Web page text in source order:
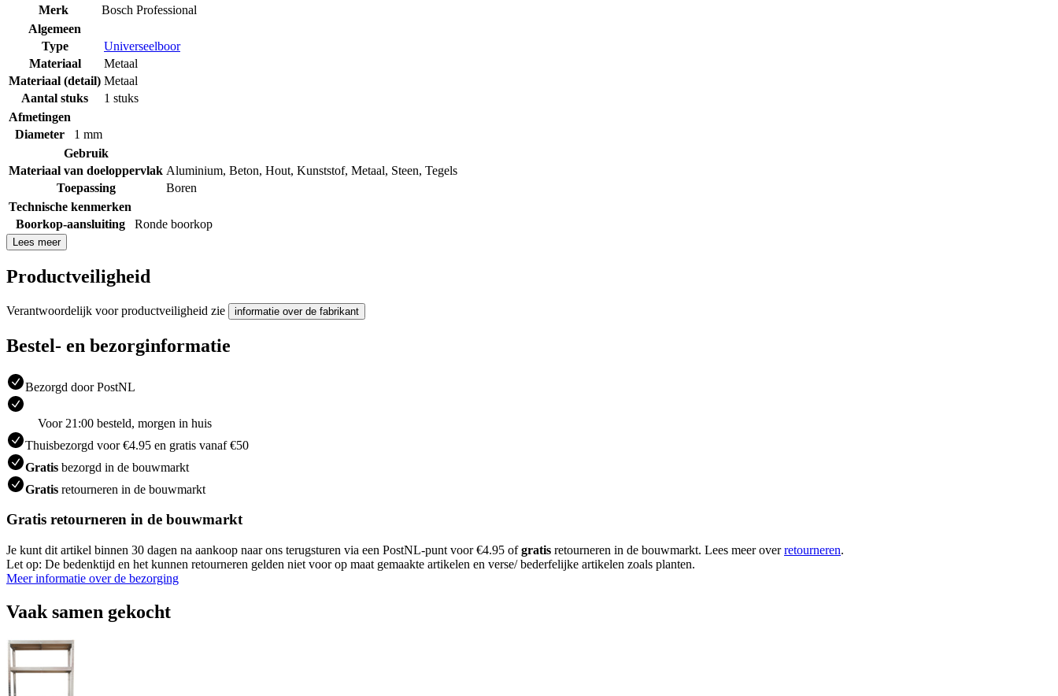
Merk
Bosch Professional
Algemeen
Type
Universeelboor
Materiaal
Metaal
Materiaal (detail) Metaal
Aantal stuks
1 stuks
Afmetingen
Diameter
1 mm
Gebruik
Materiaal van doeloppervlak Aluminium, Beton, Hout, Kunststof, Metaal, Steen, Tegels
Toepassing
Boren
Technische kenmerken
Boorkop-aansluiting
Ronde boorkop
Lees meer
Productveiligheid
Verantwoordelijk voor productveiligheid zie informatie over de fabrikant
Bestel- en bezorginformatie
Bezorgd door PostNL
Voor 21:00 besteld, morgen in huis
Thuisbezorgd voor €4.95 en gratis vanaf €50
Gratis bezorgd in de bouwmarkt
Gratis retourneren in de bouwmarkt
Gratis retourneren in de bouwmarkt
Je kunt dit artikel binnen 30 dagen na aankoop naar ons terugsturen via een PostNL-punt voor €4.95 ofgratis retourneren in de bouwmarkt. Lees meer overretourneren.
Let op: De bedenktijd en het kunnen retourneren gelden niet voor op maat gemaakte artikelen en verse/ bederfelijke artikelen zoals planten.
Meer informatie over de bezorging
Vaak samen gekocht